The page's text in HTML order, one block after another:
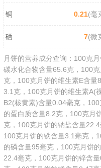
铜 0.21(毫
硒 7(微
月饼的营养成分查询：100克
碳水化合物含量65.6克，100
克，100克月饼的维生素E含
3.1克，100克月饼的维生素A(
B2(核黄素)含量0.04毫克，
的蛋白质含量8.2克，100克月
克，100克月饼的钠盐含量
100克月饼的铁含量3.1毫克，
的磷含量95毫克，100克月饼
22.4毫克，100克月饼的锌含